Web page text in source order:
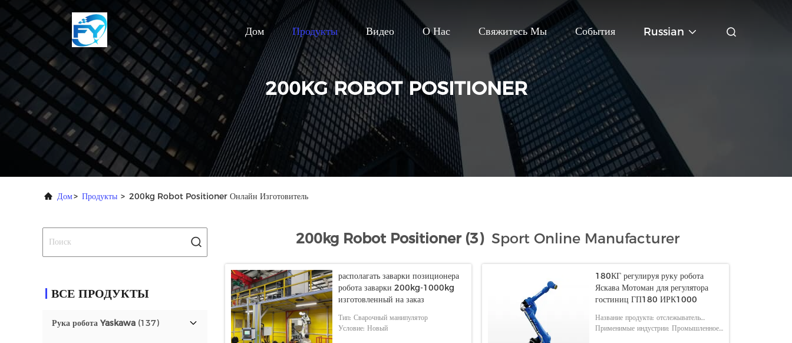
Дом Продукты Видео О Нас Свяжитесь Мы События Russian
200KG ROBOT POSITIONER
Дом> Продукты > 200kg Robot Positioner Онлайн Изготовитель
ВСЕ ПРОДУКТЫ
Рука робота Yaskawa (137)
200kg Robot Positioner (3) Sport Online Manufacturer
располагать заварки позиционера
робота заварки 200kg-1000kg
изготовленный на заказ
Тип: Сварочный манипулятор
Условие: Новый
180КГ регулируя руку робота
Яскава Мотоман для регулятора
гостиниц ГП180 ИРК1000
Название продукта: отслежыватель
yaskawa GP180+Linear; Рука робота
Применимые индустрии: Промышленное